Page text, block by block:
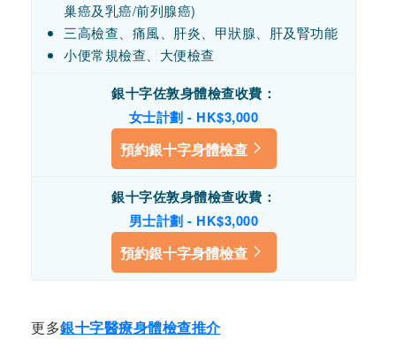
巢癌及乳癌/前列腺癌)
三高檢查、痛風、肝炎、甲狀腺、肝及腎功能
小便常規檢查、大便檢查
銀十字佐敦身體檢查收費 ：
女士計劃 - HK$3,000
預約銀十字身體檢查
銀十字佐敦身體檢查收費 ：
男士計劃 - HK$3,000
預約銀十字身體檢查
更多銀十字醫療身體檢查推介